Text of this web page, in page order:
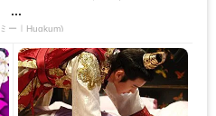
...
ー｜Hugkum)